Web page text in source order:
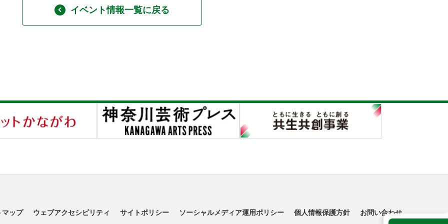
イベント情報一覧に戻る
マップ ウェブアクセシビリティ サイトポリシー ソーシャルメディア運用ポリシー 個人情報保護方針 お問い合わせ